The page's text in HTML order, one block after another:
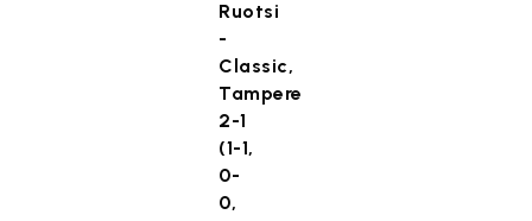
Ruotsi
-
Classic,
Tampere
2-1
(1-1,
0-
0,